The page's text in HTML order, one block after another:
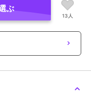
ぶ
13人